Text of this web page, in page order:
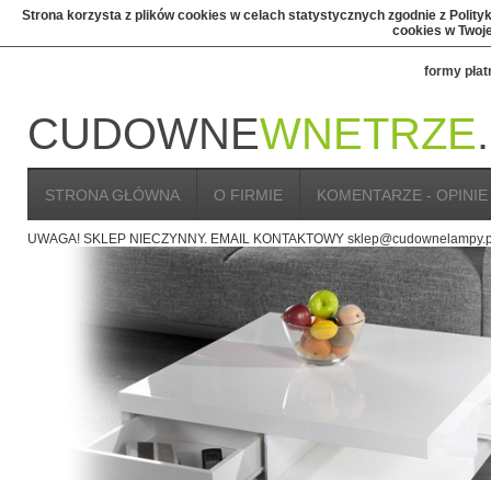
Strona korzysta z plików cookies w celach statystycznych zgodnie z
cookies w
formy
CUDOWNEWNETRZE
STRONA GŁÓWNA O FIRMIE KOMENTARZE - OPINIE
UWAGA! SKLEP NIECZYNNY. EMAIL KONTAKTOWY